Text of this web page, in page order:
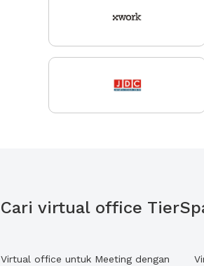
Cari virtual office
Virtual office untuk Meeting dengan